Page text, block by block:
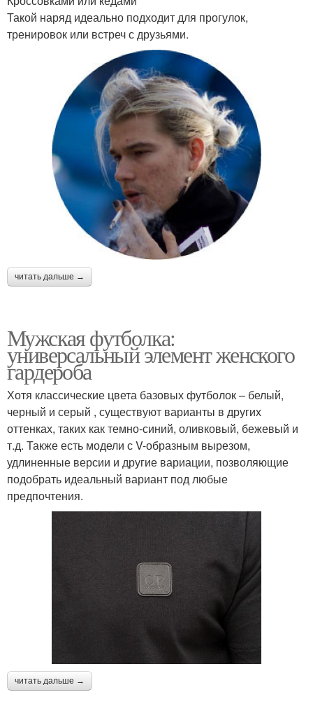
Такой наряд идеально подходит для прогулок,
тренировок или встреч с друзьями.
читать дальше →
Мужская футболка:
универсальный элемент женского
гардероба
Хотя классические цвета базовых футболок – белый,
черный и серый , существуют варианты в других
оттенках, таких как темно-синий, оливковый, бежевый и
т.д. Также есть модели с V-образным вырезом,
удлиненные версии и другие вариации, позволяющие
подобрать идеальный вариант под любые
предпочтения.
читать дальше →